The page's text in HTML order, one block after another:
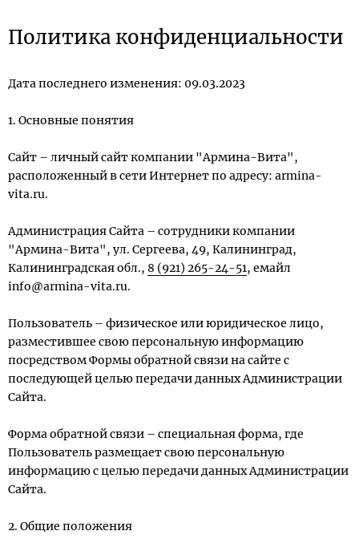
Политика конфиденциальности
Дата последнего изменения: 09.03.2023
1. Основные понятия
Сайт – личный сайт компании "Армина-Вита",
расположенный в сети Интернет по адресу: armina-
vita.ru.
Администрация Сайта – сотрудники компании
"Армина-Вита", ул. Сергеева, 49, Калининград,
Калининградская обл., 8 (921) 265-24-51, емайл
info@armina-vita.ru.
Пользователь – физическое или юридическое лицо,
разместившее свою персональную информацию
посредством Формы обратной связи на сайте с
последующей целью передачи данных Администрации
Сайта.
Форма обратной связи – специальная форма, где
Пользователь размещает свою персональную
информацию с целью передачи данных Администрации
Сайта.
2. Общие положения